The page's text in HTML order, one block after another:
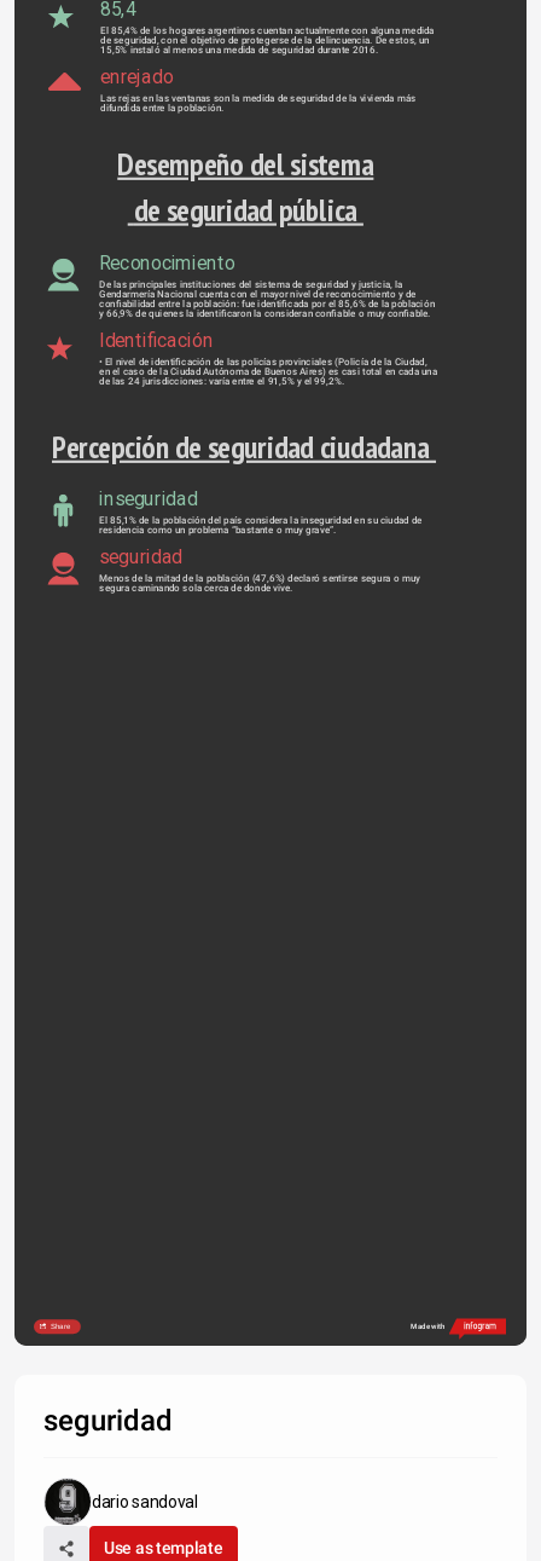
85,4
El 85,4% de los hogares argentinos cuentan actualmente con alguna medida
de seguridad, con el objetivo de protegerse de la delincuencia. De estos, un
15,5% instaló al menos una medida de seguridad durante 2016.
enrejado
Las rejas en las ventanas son la medida de seguridad de la vivienda más
difundida entre la población.
Desempeño del sistema
de seguridad pública
Reconocimiento
De las principales instituciones del sistema de seguridad y justicia, la
Gendarmería Nacional cuenta con el mayor nivel de reconocimiento y de
confiabilidad entre la población: fue identificada por el 85,6% de la población
y 66,9% de quienes la identificaron la consideran confiable o muy confiable.
Identificación
• El nivel de identificación de las policías provinciales (Policía de la Ciudad,
en el caso de la Ciudad Autónoma de Buenos Aires) es casi total en cada una
de las 24 jurisdicciones: varía entre el 91,5% y el 99,2%.
Percepción de seguridad ciudadana
inseguridad
El 85,1% de la población del país considera la inseguridad en su ciudad de
residencia como un problema “bastante o muy grave”.
seguridad
Menos de la mitad de la población (47,6%) declaró sentirse segura o muy
segura caminando sola cerca de donde vive.
Share Made with
seguridad
dario sandoval
Use as template